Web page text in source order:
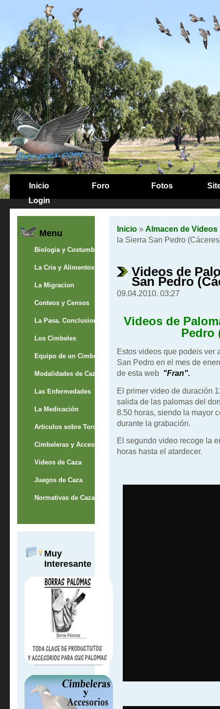
Inicio Foro Fotos
Login
Menu
Biologia y Costumbres
La Cria y Alimentos
La Migracion
Conteos y Censos
La Pasa. Conclusion
Los Cimbeles
Equipo de un Cimbelero
Modalidades de Caza
Las Enfermedades
La Medicación
Articulos sobre Torcaces
Cimbeleras y Accesorios
Videos de Caza
Juegos de Caza
Normativas de Caza
Muy
Interesante
Inicio» Almacen de Videos
la Sierra San Pedro
Videos de
San Pedro
09.04.2010. 03:27
Videos de
Pedro
Estos videos que podeis ver
San Pedro en el mes de
de esta web "Fran".
El primer video de duración
salida de las palomas del
8.50 horas, siendo la mayor
durante la grabación.
El segundo video recoge la
horas hasta el atardecer.